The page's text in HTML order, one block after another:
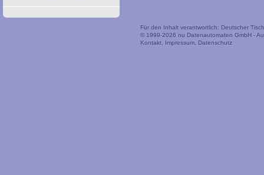
Für den Inhalt verantwortlich: Deutscher
© 1999-2026 nu Datenautomaten GmbH -
Kontakt
Impressum Datenschutz